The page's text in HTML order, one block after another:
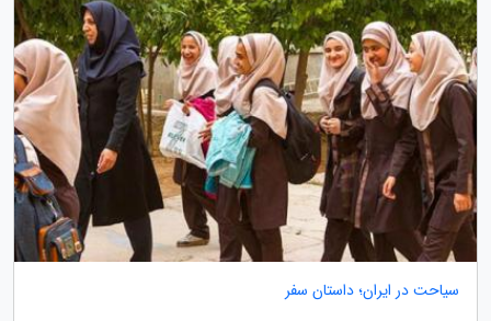
سیاحت در ایران؛ داستان سفر